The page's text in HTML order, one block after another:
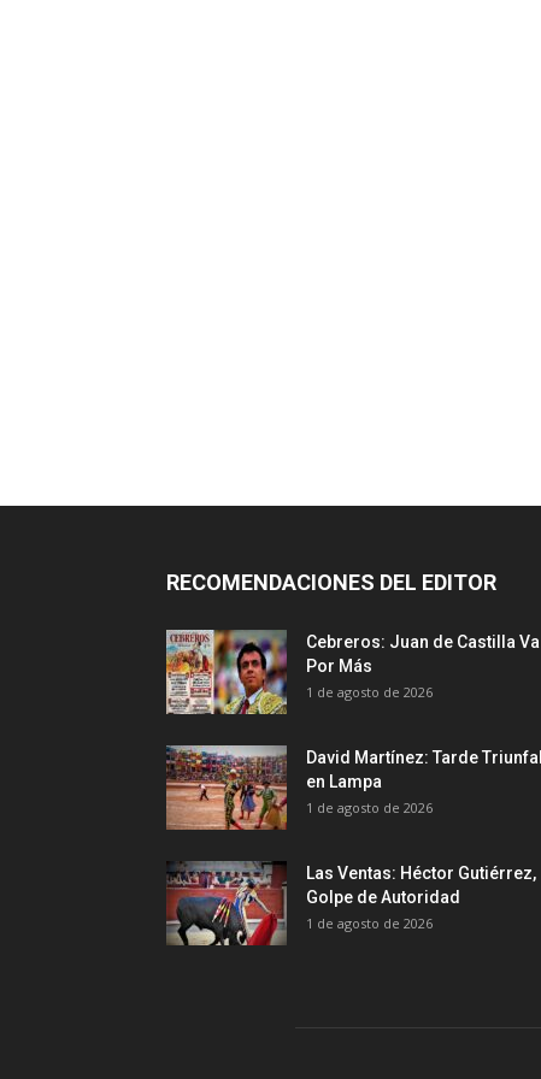
RECOMENDACIONES DEL EDITOR
Cebreros: Juan de Castilla Va
Por Más
1 de agosto de 2026
David Martínez: Tarde Triunfal
en Lampa
1 de agosto de 2026
Las Ventas: Héctor Gutiérrez,
Golpe de Autoridad
1 de agosto de 2026